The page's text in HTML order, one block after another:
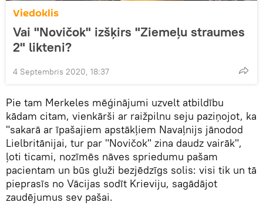
Viedoklis
Vai "Novičok" izšķirs "Ziemeļu straumes
2" likteni?
4 Septembris 2020, 18:37
Pie tam Merkeles mēģinājumi uzvelt atbildību
kādam citam, vienkārši ar raižpilnu seju paziņojot, ka
"sakarā ar īpašajiem apstākļiem Navaļnijs jānodod
Lielbritānijai, tur par "Novičok" zina daudz vairāk",
ļoti ticami, nozīmēs nāves spriedumu pašam
pacientam un būs gluži bezjēdzīgs solis: visi tik un tā
pieprasīs no Vācijas sodīt Krieviju, sagādājot
zaudējumus sev pašai.